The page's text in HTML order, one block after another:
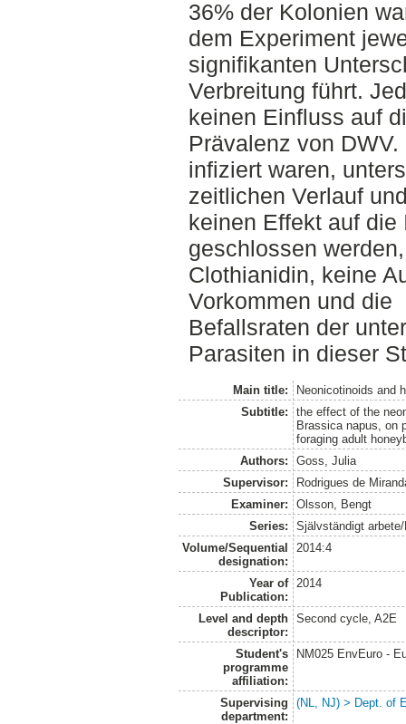
36% der Kolonien
dem Experiment
signifikanten
Verbreitung führt.
keinen Einfluss auf
Prävalenz von
infiziert waren,
zeitlichen Verlauf
keinen Effekt auf
geschlossen
Clothianidin, keine
Vorkommen und die
Befallsraten der
Parasiten in dieser
Main title:
Neonicotinoids and
Subtitle:
the effect of the
Brassica napus, on
foraging adult
Authors:
Goss, Julia
Supervisor:
Rodrigues de
Examiner:
Olsson, Bengt
Series:
Självständigt
Volume/Sequential
designation:
2014:4
Year of
Publication:
2014
Level and depth
descriptor:
Second cycle, A2E
Student's
programme
affiliation:
NM025 EnvEuro -
Supervising
department:
(NL, NJ) > Dept. of